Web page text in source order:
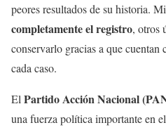
peores resultados de su historia.
completamente el registro, otros
conservarlo gracias a que
cada caso.
ElPartido Acción Nacional
una fuerza política importante en